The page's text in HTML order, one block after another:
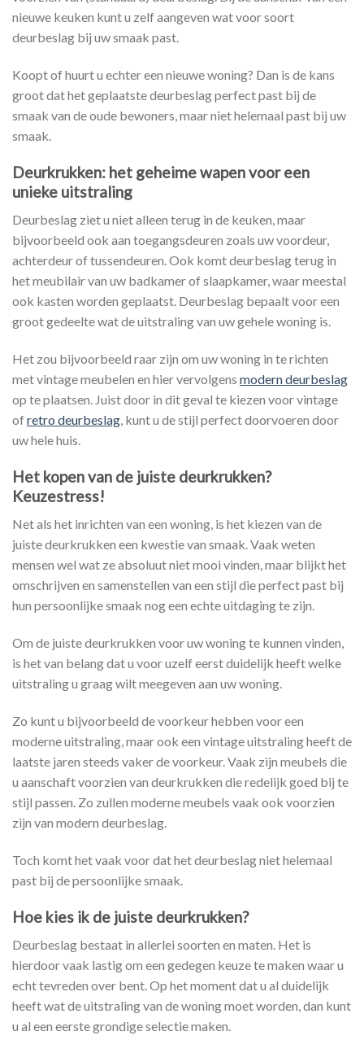
nieuwe keuken kunt u zelf aangeven wat voor soort
deurbeslag bij uw smaak past.
Koopt of huurt u echter een nieuwe woning? Dan is de kans
groot dat het geplaatste deurbeslag perfect past bij de
smaak van de oude bewoners, maar niet helemaal past bij uw
smaak.
Deurkrukken: het geheime wapen voor een
unieke uitstraling
Deurbeslag ziet u niet alleen terug in de keuken, maar
bijvoorbeeld ook aan toegangsdeuren zoals uw voordeur,
achterdeur of tussendeuren. Ook komt deurbeslag terug in
het meubilair van uw badkamer of slaapkamer, waar meestal
ook kasten worden geplaatst. Deurbeslag bepaalt voor een
groot gedeelte wat de uitstraling van uw gehele woning is.
Het zou bijvoorbeeld raar zijn om uw woning in te richten
met vintage meubelen en hier vervolgens modern deurbeslag
op te plaatsen. Juist door in dit geval te kiezen voor vintage
ofretro deurbeslag, kunt u de stijl perfect doorvoeren door
uw hele huis.
Het kopen van de juiste deurkrukken?
Keuzestress!
Net als het inrichten van een woning, is het kiezen van de
juiste deurkrukken een kwestie van smaak. Vaak weten
mensen wel wat ze absoluut niet mooi vinden, maar blijkt het
omschrijven en samenstellen van een stijl die perfect past bij
hun persoonlijke smaak nog een echte uitdaging te zijn.
Om de juiste deurkrukken voor uw woning te kunnen vinden,
is het van belang dat u voor uzelf eerst duidelijk heeft welke
uitstraling u graag wilt meegeven aan uw woning.
Zo kunt u bijvoorbeeld de voorkeur hebben voor een
moderne uitstraling, maar ook een vintage uitstraling heeft de
laatste jaren steeds vaker de voorkeur. Vaak zijn meubels die
u aanschaft voorzien van deurkrukken die redelijk goed bij te
stijl passen. Zo zullen moderne meubels vaak ook voorzien
zijn van modern deurbeslag.
Toch komt het vaak voor dat het deurbeslag niet helemaal
past bij de persoonlijke smaak.
Hoe kies ik de juiste deurkrukken?
Deurbeslag bestaat in allerlei soorten en maten. Het is
hierdoor vaak lastig om een gedegen keuze te maken waar u
echt tevreden over bent. Op het moment dat u al duidelijk
heeft wat de uitstraling van de woning moet worden, dan kunt
u al een eerste grondige selectie maken.